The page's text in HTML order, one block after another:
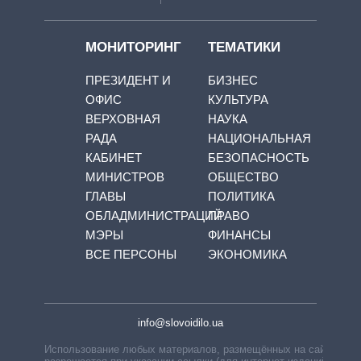
МОНИТОРИНГ
ПРЕЗИДЕНТ И
ОФИС
ВЕРХОВНАЯ
РАДА
КАБИНЕТ
МИНИСТРОВ
ГЛАВЫ
ОБЛАДМИНИСТРАЦИЙ
МЭРЫ
ВСЕ ПЕРСОНЫ
ТЕМАТИКИ
БИЗНЕС
КУЛЬТУРА
НАУКА
НАЦИОНАЛЬНАЯ
БЕЗОПАСНОСТЬ
ОБЩЕСТВО
ПОЛИТИКА
ПРАВО
ФИНАНСЫ
ЭКОНОМИКА
info@slovoidilo.ua
Использование любых материалов, размещённых на сайте,